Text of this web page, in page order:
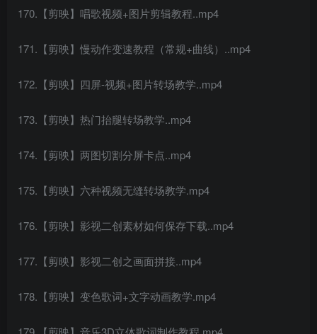
170.【剪映】唱歌视频+图片剪辑教程..mp4
171.【剪映】慢动作变速教程（常规+曲线）..mp4
172.【剪映】四屏-视频+图片转场教学..mp4
173.【剪映】热门抬腿转场教学..mp4
174.【剪映】两图切割分屏卡点..mp4
175.【剪映】六种视频无缝转场教学.mp4
176.【剪映】影视二创素材如何保存下载..mp4
177.【剪映】影视二创之画面拼接..mp4
178.【剪映】变色歌词+文字动画教学.mp4